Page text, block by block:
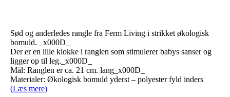
Sød og anderledes rangle fra Ferm Living i strikket økologisk
bomuld. _x000D_
Der er en lille klokke i ranglen som stimulerer babys sanser og
ligger op til leg._x000D_
Mål: Ranglen er ca. 21 cm. lang_x000D_
Materialer: Økologisk bomuld yderst – polyester fyld inders
(Læs mere)